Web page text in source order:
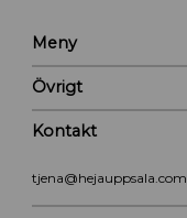
Meny
Övrigt
Kontakt
tjena@hejauppsala.com